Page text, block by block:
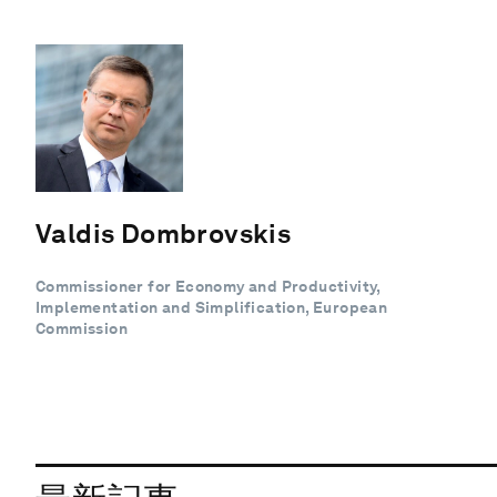
Valdis Dombrovskis
Commissioner for Economy and Productivity,
Implementation and Simplification, European
Commission